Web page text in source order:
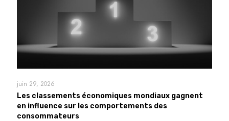
juin 29, 2026
Les classements économiques mondiaux gagnent
en influence sur les comportements des
consommateurs